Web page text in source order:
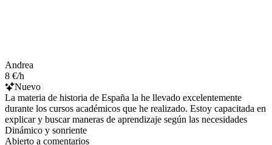
Andrea
8 €/h
Nuevo
La materia de historia de España la he llevado excelentemente
durante los cursos académicos que he realizado. Estoy capacitada en
explicar y buscar maneras de aprendizaje según las necesidades
Dinámico y sonriente
Abierto a comentarios